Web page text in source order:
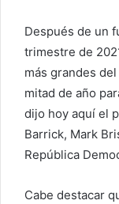
Después de un
trimestre de
más grandes
mitad de año
dijo hoy aquí el
Barrick, Mark
República
Cabe destacar